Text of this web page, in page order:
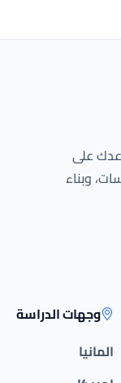
على
وبناء
وجهات الدراسة
المانيا